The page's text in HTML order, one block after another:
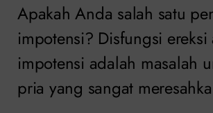
Apakah Anda salah satu
impotensi? Disfungsi ereksi
impotensi adalah masalah
pria yang sangat